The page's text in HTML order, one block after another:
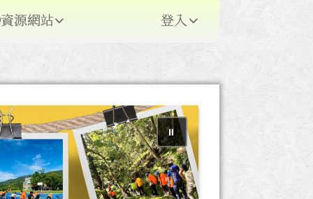
資源網站 登入
⏸